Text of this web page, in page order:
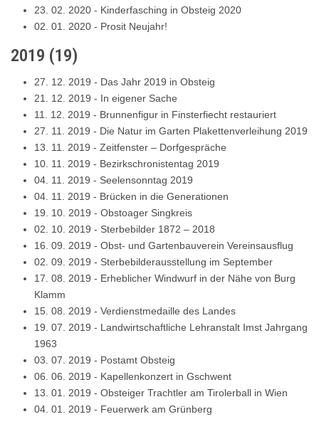
23. 02. 2020 - Kinderfasching in Obsteig 2020
02. 01. 2020 - Prosit Neujahr!
2019 (19)
27. 12. 2019 - Das Jahr 2019 in Obsteig
21. 12. 2019 - In eigener Sache
11. 12. 2019 - Brunnenfigur in Finsterfiecht restauriert
27. 11. 2019 - Die Natur im Garten Plakettenverleihung 2019
13. 11. 2019 - Zeitfenster – Dorfgespräche
10. 11. 2019 - Bezirkschronistentag 2019
04. 11. 2019 - Seelensonntag 2019
04. 11. 2019 - Brücken in die Generationen
19. 10. 2019 - Obstoager Singkreis
02. 10. 2019 - Sterbebilder 1872 – 2018
16. 09. 2019 - Obst- und Gartenbauverein Vereinsausflug
02. 09. 2019 - Sterbebilderausstellung im September
17. 08. 2019 - Erheblicher Windwurf in der Nähe von Burg
Klamm
15. 08. 2019 - Verdienstmedaille des Landes
19. 07. 2019 - Landwirtschaftliche Lehranstalt Imst Jahrgang
1963
03. 07. 2019 - Postamt Obsteig
06. 06. 2019 - Kapellenkonzert in Gschwent
13. 01. 2019 - Obsteiger Trachtler am Tirolerball in Wien
04. 01. 2019 - Feuerwerk am Grünberg